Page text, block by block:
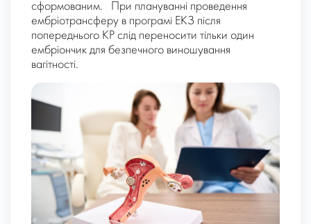
сформованим. При плануванні проведення
ембріотрансферу в програмі ЕКЗ після
попереднього КР слід переносити тільки один
ембріончик для безпечного виношування
вагітності.